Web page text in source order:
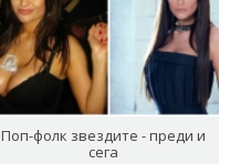
Поп-фолк звездите - преди и
сега